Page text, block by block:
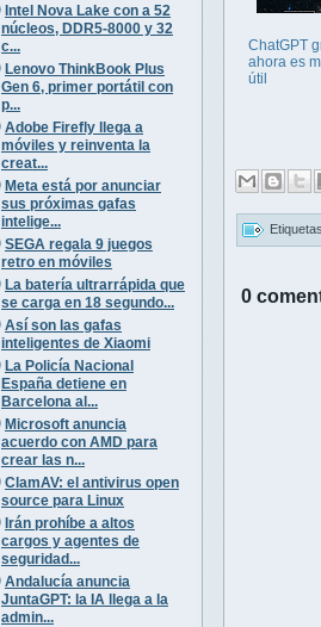
Intel Nova Lake con a 52
núcleos, DDR5-8000 y 32
c...
Lenovo ThinkBook Plus
Gen 6, primer portátil con
p...
Adobe Firefly llega a
móviles y reinventa la
creat...
Meta está por anunciar
sus próximas gafas
intelige...
SEGA regala 9 juegos
retro en móviles
La batería ultrarrápida que
se carga en 18 segundo...
Así son las gafas
inteligentes de Xiaomi
La Policía Nacional
España detiene en
Barcelona al...
Microsoft anuncia
acuerdo con AMD para
crear las n...
ClamAV: el antivirus open
source para Linux
Irán prohíbe a altos
cargos y agentes de
seguridad...
Andalucía anuncia
JuntaGPT: la IA llega a la
admin...
ChatGPT
ahora es
útil
0